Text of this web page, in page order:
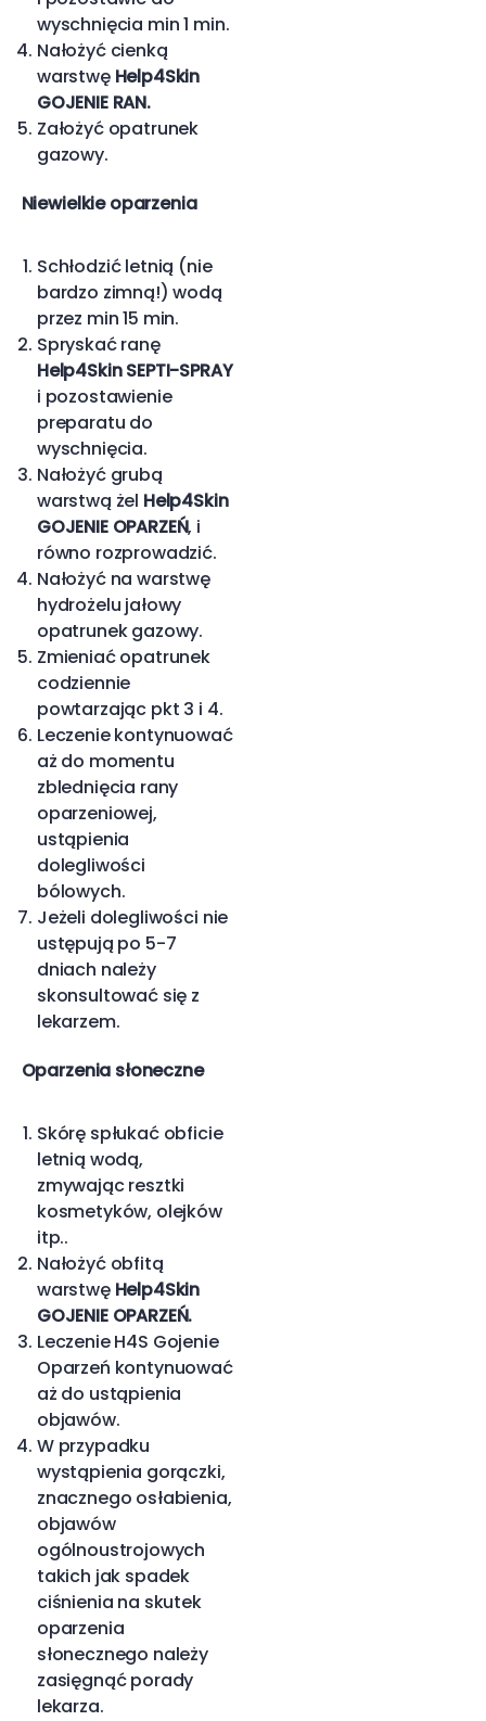
wyschnięcia min 1 min.
Nałożyć cienką
warstwę Help4Skin
GOJENIE RAN.
Założyć opatrunek
gazowy.
Niewielkie oparzenia
Schłodzić letnią (nie
bardzo zimną!) wodą
przez min 15 min.
Spryskać ranę
Help4Skin SEPTI-SPRAY
i pozostawienie
preparatu do
wyschnięcia.
Nałożyć grubą
warstwą żel Help4Skin
GOJENIE OPARZEŃ, i
równo rozprowadzić.
Nałożyć na warstwę
hydrożelu jałowy
opatrunek gazowy.
Zmieniać opatrunek
codziennie
powtarzając pkt 3 i 4.
Leczenie kontynuować
aż do momentu
zblednięcia rany
oparzeniowej,
ustąpienia
dolegliwości
bólowych.
Jeżeli dolegliwości nie
ustępują po 5-7
dniach należy
skonsultować się z
lekarzem.
Oparzenia słoneczne
Skórę spłukać obficie
letnią wodą,
zmywając resztki
kosmetyków, olejków
itp..
Nałożyć obfitą
warstwę Help4Skin
GOJENIE OPARZEŃ.
Leczenie H4S Gojenie
Oparzeń kontynuować
aż do ustąpienia
objawów.
W przypadku
wystąpienia gorączki,
znacznego osłabienia,
objawów
ogólnoustrojowych
takich jak spadek
ciśnienia na skutek
oparzenia
słonecznego należy
zasięgnąć porady
lekarza.